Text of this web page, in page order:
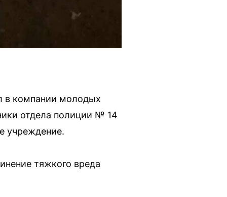
в компании молодых
отдела полиции № 14
учреждение.
тяжкого вреда